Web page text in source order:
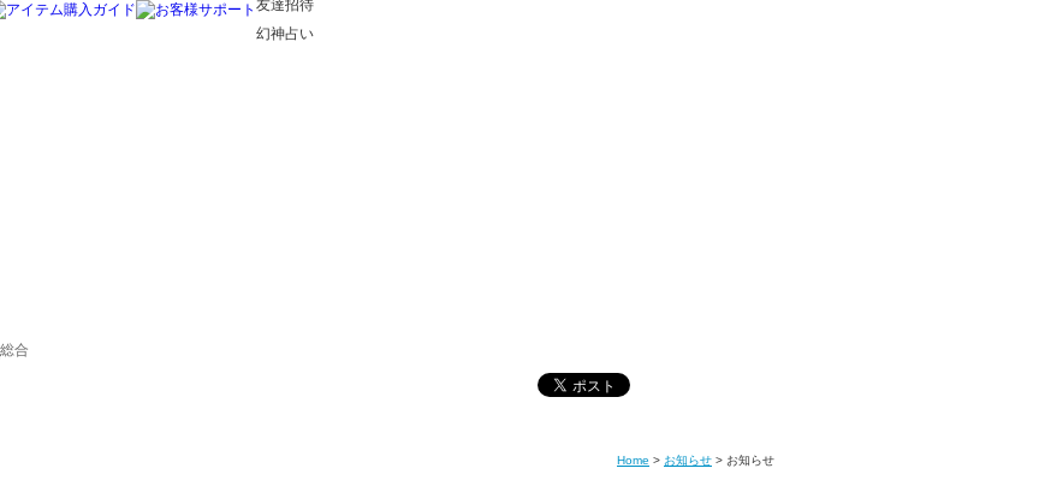
友達招待
幻神占い
Home > お知らせ > お知らせ